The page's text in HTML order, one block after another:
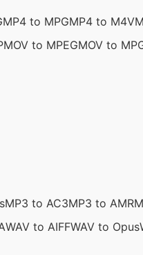
MP4 to MPGMP4 to M4V
MOV to MPEGMOV to
MP3 to AC3MP3 to AMR
WAV to AIFFWAV to Opus